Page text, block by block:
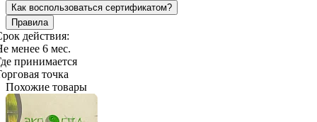
Как воспользоваться сертификатом?
Правила
действия:
менее 6 мес.
принимается
точка
Похожие товары